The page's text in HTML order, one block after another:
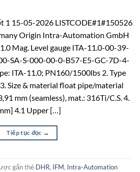
1 15-05-2026 LISTCODE#1#150526
Origin Intra-Automation GmbH
Mag. Level gauge ITA-11.0-00-39-
SA-S-000-00-0-B57-E5-GC-7D-4-
ITA-11.0; PN160/1500lbs 2. Type
Size & material float pipe/material
mm (seamless), mat.: 316Ti/C.S. 4.
4.1 Upper […]
Tiếp tục đọc →
gắn thẻ DHR, IFM, Intra-Automation